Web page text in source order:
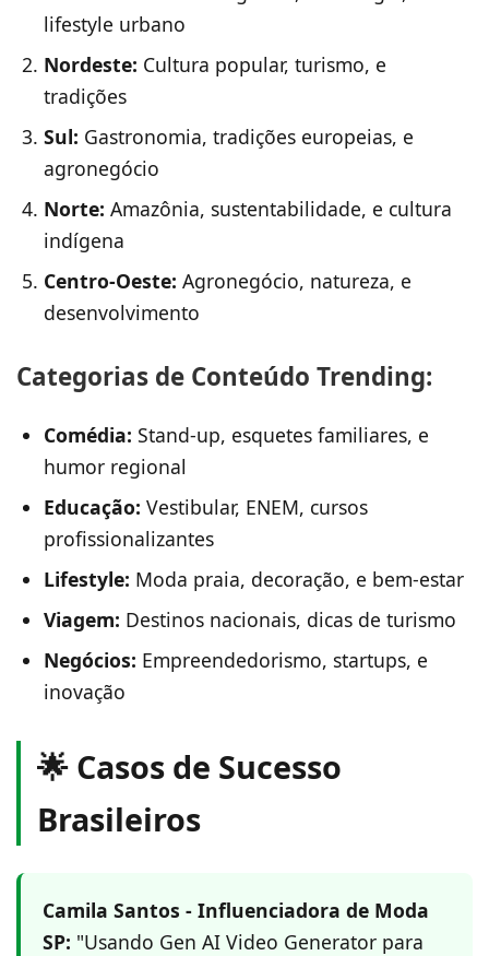
lifestyle urbano
Nordeste: Cultura popular, turismo, e
tradições
Sul: Gastronomia, tradições europeias, e
agronegócio
Norte: Amazônia, sustentabilidade, e cultura
indígena
Centro-Oeste: Agronegócio, natureza, e
desenvolvimento
Categorias de Conteúdo Trending:
Comédia: Stand-up, esquetes familiares, e
humor regional
Educação: Vestibular, ENEM, cursos
profissionalizantes
Lifestyle: Moda praia, decoração, e bem-estar
Viagem: Destinos nacionais, dicas de turismo
Negócios: Empreendedorismo, startups, e
inovação
🌟 Casos de Sucesso
Brasileiros
Camila Santos - Influenciadora de Moda
SP: "Usando Gen AI Video Generator para